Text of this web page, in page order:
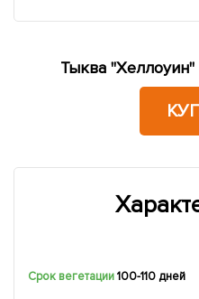
Тыква
Срок вегетации 100-110 дней